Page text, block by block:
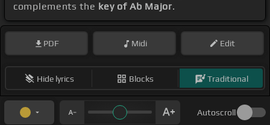
complements the key of Ab Major.
PDF Midi Edit
Hide lyrics Blocks Traditional
Autoscroll